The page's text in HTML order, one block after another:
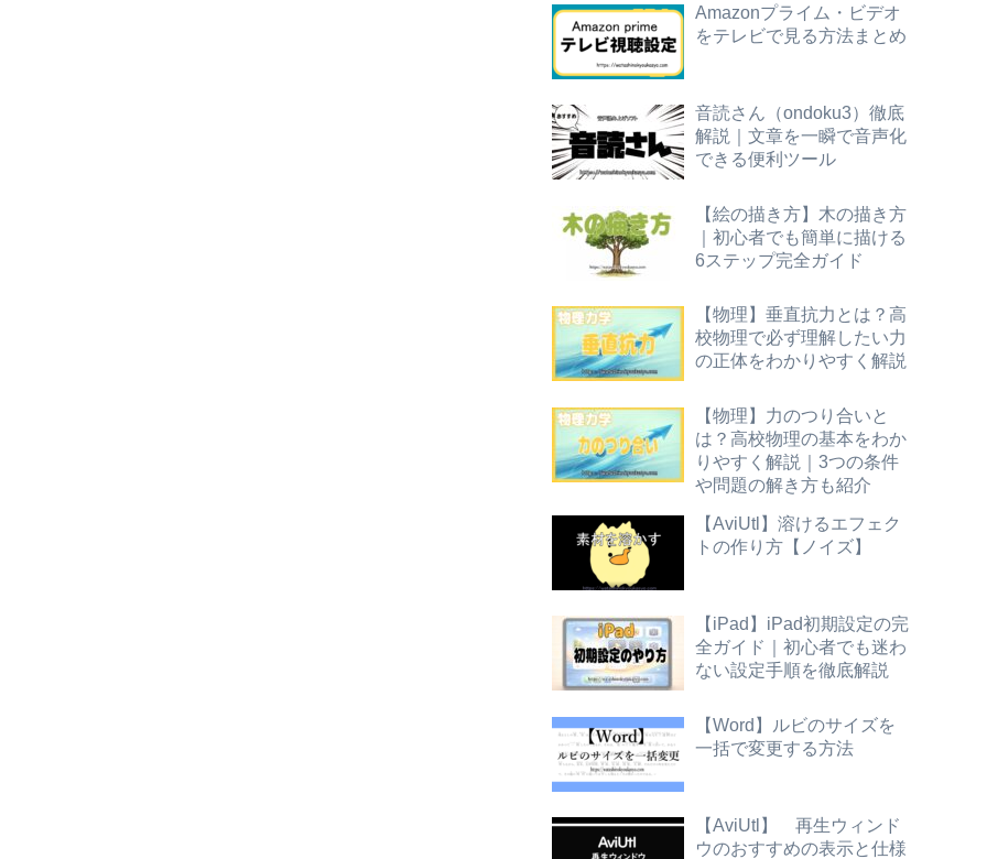
Amazonプライム・ビデオ
をテレビで見る方法まとめ
音読さん（ondoku3）徹底
解説｜文章を一瞬で音声化
できる便利ツール
【絵の描き方】木の描き方
｜初心者でも簡単に描ける
6ステップ完全ガイド
【物理】垂直抗力とは？高
校物理で必ず理解したい力
の正体をわかりやすく解説
【物理】力のつり合いと
は？高校物理の基本をわか
りやすく解説｜3つの条件
や問題の解き方も紹介
【AviUtl】溶けるエフェク
トの作り方【ノイズ】
【iPad】iPad初期設定の完
全ガイド｜初心者でも迷わ
ない設定手順を徹底解説
【Word】ルビのサイズを
一括で変更する方法
【AviUtl】 再生ウィンド
ウのおすすめの表示と仕様